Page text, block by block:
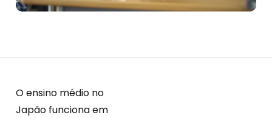
O ensino médio no
Japão funciona em